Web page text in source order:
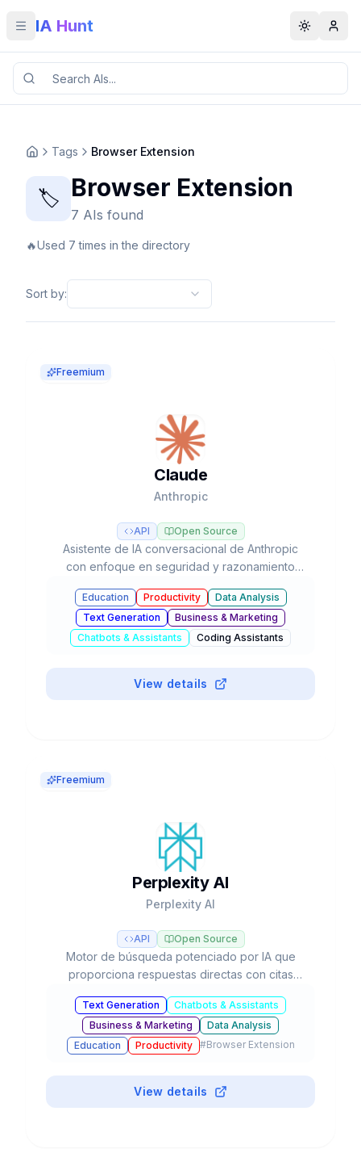
Toggle menu
IA Hunt Toggle
Tags Browser Extension
🏷️ Browser Extension
7 AIs found
🔥Used 7 times in the directory
Sort by:
Freemium
Claude
Anthropic
API Open Source
Asistente de IA conversacional de Anthropic
con enfoque en seguridad y razonamiento
flujos de trabajo agénticos con modelos Opus,
Sonnet y Haiku.
Education Productivity
Data Analysis
Text Generation
Business & Marketing
Chatbots & Assistants
Coding Assistants
View details
Freemium
Perplexity AI
Perplexity AI
API Open Source
Motor de búsqueda potenciado por IA que
proporciona respuestas directas con citas
automatizada y acceso a múltiples modelos LLM
como GPT-5, Claude y Gemini.
Text Generation
Chatbots & Assistants
Business & Marketing
Data Analysis
Education
Productivity #Browser Extension
View details